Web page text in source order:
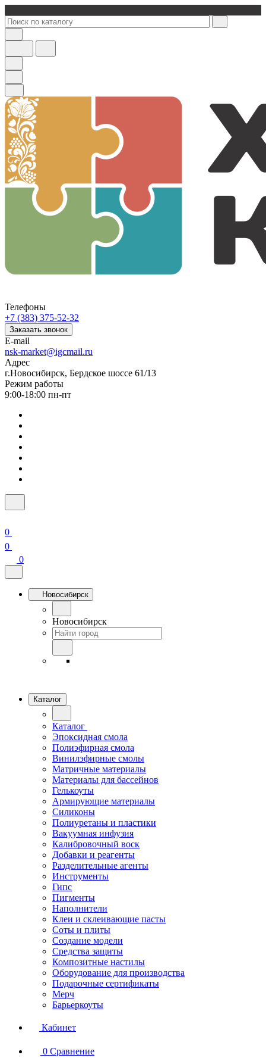
Телефоны
+7 (383) 375-52-32
Заказать звонок
E-mail
nsk-market@igcmail.ru
Адрес
г.Новосибирск, Бердское шоссе 61/13
Режим работы
9:00-18:00 пн-пт
0
0
0
Новосибирск
Новосибирск
Каталог
Каталог
Эпоксидная смола
Полиэфирная смола
Винилэфирные смолы
Матричные материалы
Материалы для бассейнов
Гелькоуты
Армирующие материалы
Силиконы
Полиуретаны и пластики
Вакуумная инфузия
Калибровочный воск
Добавки и реагенты
Разделительные агенты
Инструменты
Гипс
Пигменты
Наполнители
Клеи и склеивающие пасты
Соты и плиты
Создание модели
Средства защиты
Композитные настилы
Оборудование для производства
Подарочные сертификаты
Мерч
Барьеркоуты
Кабинет
0 Сравнение